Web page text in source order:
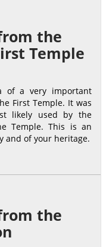
the
Temple
of a very important
First Temple. It was
likely used by the
Temple. This is an
and of your heritage.
the